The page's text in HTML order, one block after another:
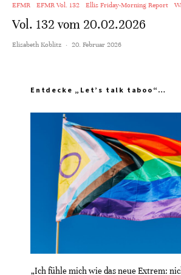
EFMR EFMR Vol. 132 Ellis Friday-Morning Report
Vol. 132 vom 20.02.2026
Elisabeth Koblitz · 20. Februar 2026
Entdecke „Let’s talk taboo“…
„Ich fühle mich wie das neue Extrem: